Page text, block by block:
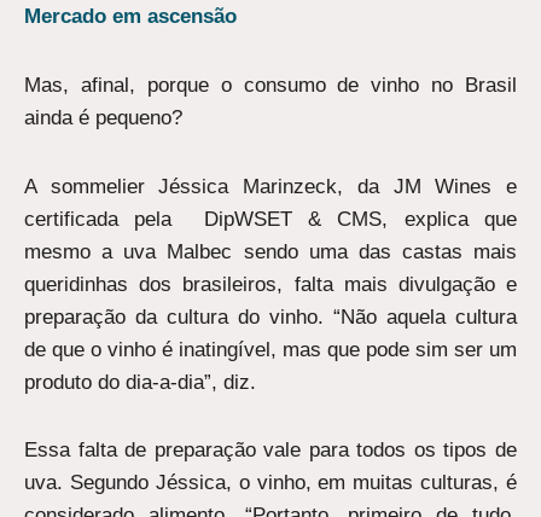
Mercado em ascensão
Mas, afinal, porque o consumo de vinho no Brasil
ainda é pequeno?
A sommelier Jéssica Marinzeck, da JM Wines e
certificada pela DipWSET & CMS, explica que
mesmo a uva Malbec sendo uma das castas mais
queridinhas dos brasileiros, falta mais divulgação e
preparação da cultura do vinho. “Não aquela cultura
de que o vinho é inatingível, mas que pode sim ser um
produto do dia-a-dia”, diz.
Essa falta de preparação vale para todos os tipos de
uva. Segundo Jéssica, o vinho, em muitas culturas, é